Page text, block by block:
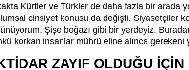
Kürtler ve Türkler de daha fazla bir arada
cinsiyet konusu da değişti. Siyasetçiler
Şişe boğazı gibi bir yerdeyiz.
korkan insanlar mührü eline alınca gerekeni
ZAYIF OLDUĞU